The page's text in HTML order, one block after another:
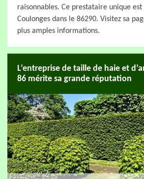
raisonnables. Ce prestataire unique est
Coulonges dans le 86290. Visitez sa
plus amples informations.
L’entreprise de taille de haie et
86 mérite sa grande réputation